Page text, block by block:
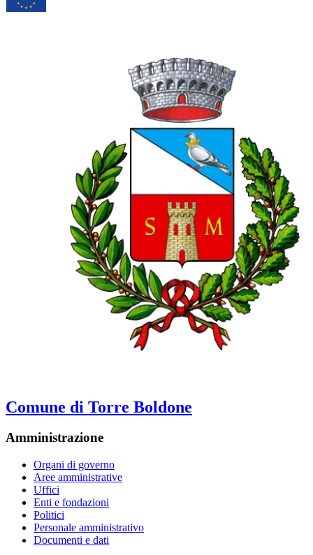
Comune di Torre Boldone
Amministrazione
Organi di governo
Aree amministrative
Uffici
Enti e fondazioni
Politici
Personale amministrativo
Documenti e dati